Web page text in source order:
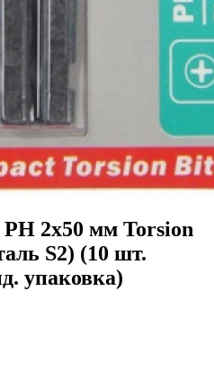
2x50 мм Torsion
S2) (10 шт.
упаковка)